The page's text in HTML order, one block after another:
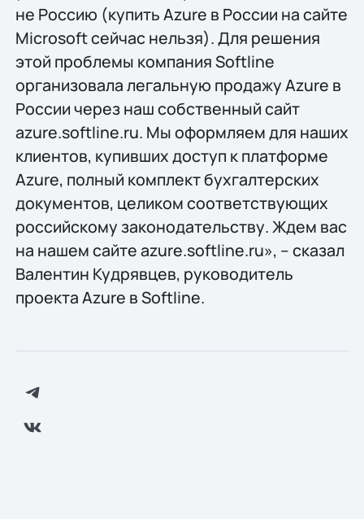
не Россию (купить Azure в России на сайте
Microsoft сейчас нельзя). Для решения
этой проблемы компания Softline
организовала легальную продажу Azure в
России через наш собственный сайт
azure.softline.ru. Мы оформляем для наших
клиентов, купивших доступ к платформе
Azure, полный комплект бухгалтерских
документов, целиком соответствующих
российскому законодательству. Ждем вас
на нашем сайте azure.softline.ru», – сказал
Валентин Кудрявцев, руководитель
проекта Azure в Softline.